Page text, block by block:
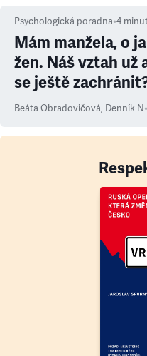
Psychologická poradna•4
Mám manžela, o
žen. Náš vztah už
se ještě
Beáta Obradovičová, Denník N•